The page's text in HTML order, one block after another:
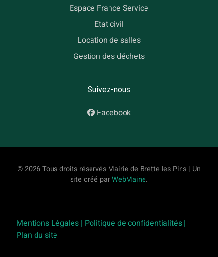
Espace France Service
Etat civil
Location de salles
Gestion des déchets
Suivez-nous
Facebook
© 2026 Tous droits réservés Mairie de Brette les Pins | Un
site créé parWebMaine.
Mentions Légales | Politique de confidentialités |
Plan du site